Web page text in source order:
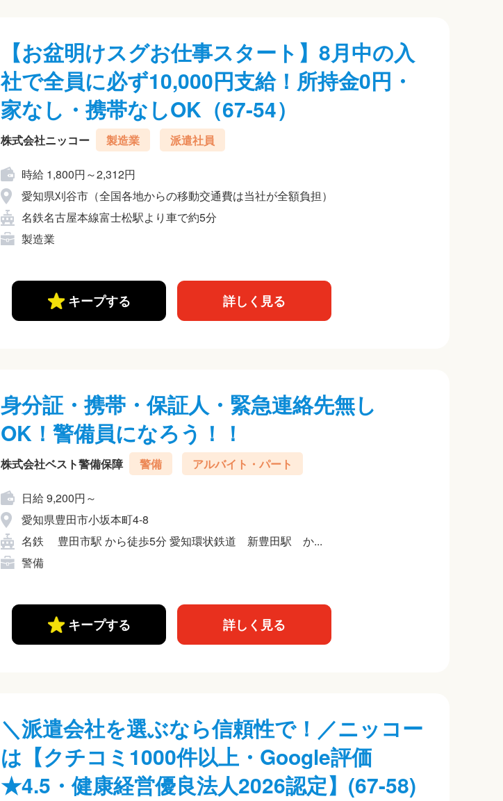
【お盆明けスグお仕事スタート】8月中の入
社で全員に必ず10,000円支給！所持金0円・
家なし・携帯なしOK（67-54）
株式会社ニッコー 製造業 派遣社員
時給 1,800円～2,312円
愛知県刈谷市（全国各地からの移動交通費は当社が全額負担）
名鉄名古屋本線富士松駅より車で約5分
製造業
キープする 詳しく見る
身分証・携帯・保証人・緊急連絡先無し
OK！警備員になろう！！
株式会社ベスト警備保障 警備 アルバイト・パート
日給 9,200円～
愛知県豊田市小坂本町4-8
名鉄 豊田市駅 から徒歩5分 愛知環状鉄道 新豊田駅 か...
警備
キープする 詳しく見る
＼派遣会社を選ぶなら信頼性で！／ニッコー
は【クチコミ1000件以上・Google評価
★4.5・健康経営優良法人2026認定】(67-58)